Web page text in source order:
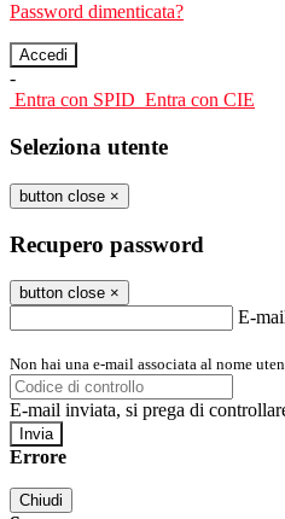
Password dimenticata?
-
Entra con SPID Entra con CIE
Seleziona utente
button close ×
Recupero password
button close ×
E-
Non hai una e-mail associata al nome
E-mail inviata, si prega di
Errore
Chiudi